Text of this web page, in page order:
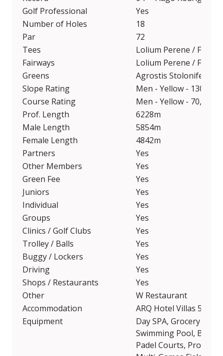
Golf Professional
Yes
Number of Holes
18
Par
72
Tees
Lolium Perene /
Fairways
Lolium Perene /
Greens
Agrostis Stolonifera
Slope Rating
Men - Yellow - 130;
Course Rating
Men - Yellow - 70,6;
Prof. Length
6228m
Male Length
5854m
Female Length
4842m
Partners
Yes
Other Members
Yes
Green Fee
Yes
Juniors
Yes
Individual
Yes
Groups
Yes
Clinics / Golf Clubs
Yes
Trolley / Balls
Yes
Buggy / Lockers
Yes
Driving
Yes
Shops / Restaurants
Yes
Other
W Restaurant
Accommodation
ARQ Hotel Villas 5*
Equipment
Day SPA, Grocery
Swimming Pool, Bar,
Padel Courts,